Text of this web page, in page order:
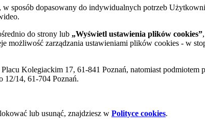
sposób dopasowany do indywidualnych potrzeb
do strony lub „Wyświetl ustawienia plików cookies”
możliwość zarządzania ustawieniami plików cookies - w
Kolegiackim 17, 61-841 Poznań, natomiast podmiotem
12/14, 61-704 Poznań.
lub usunąć, znajdziesz w Polityce cookies.